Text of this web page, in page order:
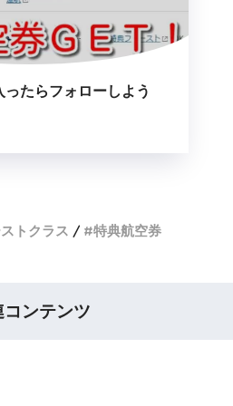
ったらフォローしよう
トクラス 特典航空券
コンテンツ